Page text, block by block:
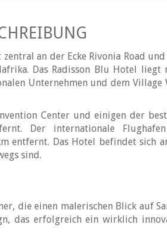
an der Ecke Rivonia Road
Das Radisson Blu Hotel liegt
Unternehmen und dem Village
Center und einigen der
Der internationale
entfernt. Das Hotel befindet sich
sind.
die einen malerischen Blick auf
das erfolgreich ein wirklich